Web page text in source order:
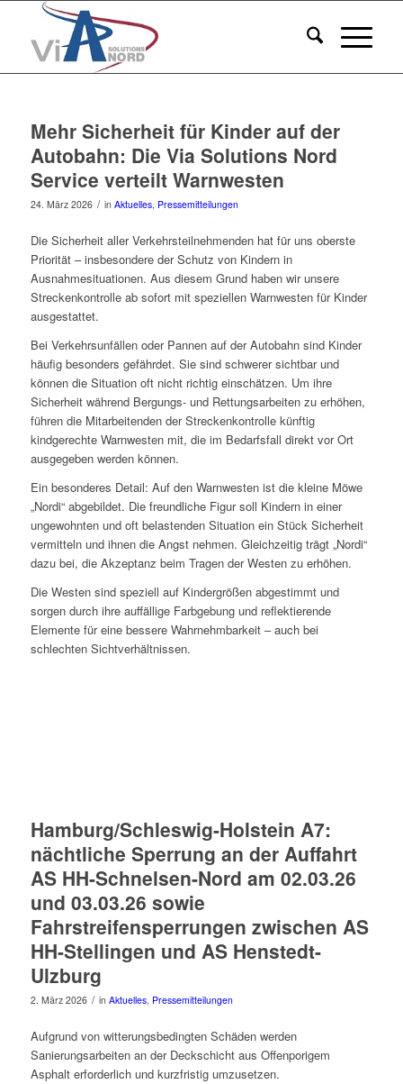
Mehr Sicherheit für Kinder auf der
Autobahn: Die Via Solutions Nord
Service verteilt Warnwesten
24. März 2026 / in Aktuelles, Pressemitteilungen
Die Sicherheit aller Verkehrsteilnehmenden hat für uns oberste
Priorität – insbesondere der Schutz von Kindern in
Ausnahmesituationen. Aus diesem Grund haben wir unsere
Streckenkontrolle ab sofort mit speziellen Warnwesten für Kinder
ausgestattet.
Bei Verkehrsunfällen oder Pannen auf der Autobahn sind Kinder
häufig besonders gefährdet. Sie sind schwerer sichtbar und
können die Situation oft nicht richtig einschätzen. Um ihre
Sicherheit während Bergungs- und Rettungsarbeiten zu erhöhen,
führen die Mitarbeitenden der Streckenkontrolle künftig
kindgerechte Warnwesten mit, die im Bedarfsfall direkt vor Ort
ausgegeben werden können.
Ein besonderes Detail: Auf den Warnwesten ist die kleine Möwe
„Nordi“ abgebildet. Die freundliche Figur soll Kindern in einer
ungewohnten und oft belastenden Situation ein Stück Sicherheit
vermitteln und ihnen die Angst nehmen. Gleichzeitig trägt „Nordi“
dazu bei, die Akzeptanz beim Tragen der Westen zu erhöhen.
Die Westen sind speziell auf Kindergrößen abgestimmt und
sorgen durch ihre auffällige Farbgebung und reflektierende
Elemente für eine bessere Wahrnehmbarkeit – auch bei
schlechten Sichtverhältnissen.
Hamburg/Schleswig-Holstein A7:
nächtliche Sperrung an der Auffahrt
AS HH-Schnelsen-Nord am 02.03.26
und 03.03.26 sowie
Fahrstreifensperrungen zwischen AS
HH-Stellingen und AS Henstedt-
Ulzburg
2. März 2026 / in Aktuelles, Pressemitteilungen
Aufgrund von witterungsbedingten Schäden werden
Sanierungsarbeiten an der Deckschicht aus Offenporigem
Asphalt erforderlich und kurzfristig umzusetzen.